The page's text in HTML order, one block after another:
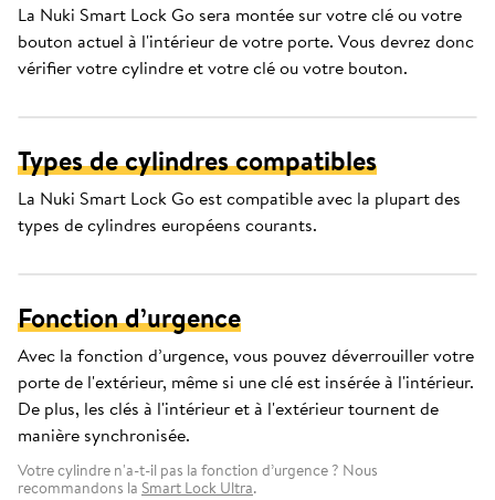
La Nuki Smart Lock Go sera montée sur votre clé ou votre
bouton actuel à l'intérieur de votre porte. Vous devrez donc
vérifier votre cylindre et votre clé ou votre bouton.
Types de cylindres compatibles
La Nuki Smart Lock Go est compatible avec la plupart des
types de cylindres européens courants.
Fonction d’urgence
Avec la fonction d’urgence, vous pouvez déverrouiller votre
porte de l'extérieur, même si une clé est insérée à l'intérieur.
De plus, les clés à l'intérieur et à l'extérieur tournent de
manière synchronisée.
Votre cylindre n'a-t-il pas la fonction d’urgence ? Nous
recommandons la Smart Lock Ultra.